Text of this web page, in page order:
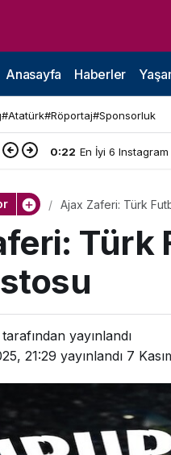
Anasayfa Haberler
#Atatürk#Röportaj#Sponsorluk
0:22 En İyi 6
Ajax Zaferi: Türk
Türk
tarafından yayınlandı
21:29 yayınlandı 7